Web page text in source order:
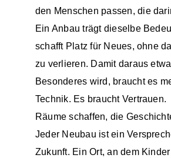
den Menschen passen, die
Ein Anbau trägt dieselbe
schafft Platz für Neues, ohne
zu verlieren. Damit daraus
Besonderes wird, braucht es
Technik. Es braucht Vertrauen.
Räume schaffen, die
Jeder Neubau ist ein
Zukunft. Ein Ort, an dem